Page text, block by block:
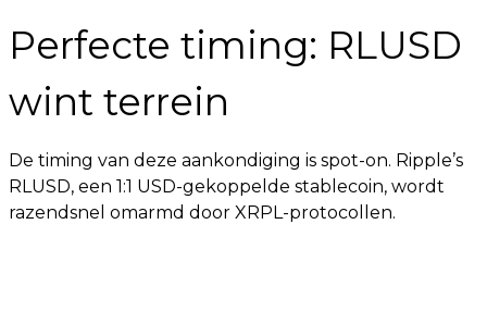
Perfecte timing: RLUSD
wint terrein
De timing van deze aankondiging is spot-on. Ripple’s
RLUSD, een 1:1 USD-gekoppelde stablecoin, wordt
razendsnel omarmd door XRPL-protocollen.